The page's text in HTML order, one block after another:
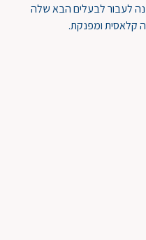
לעבור לבעלים הבא שלה
קלאסית ומפנקת.